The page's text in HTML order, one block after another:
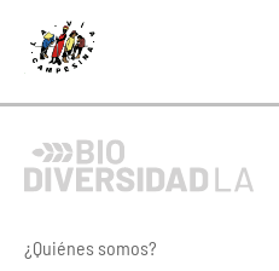
¿Quiénes somos?